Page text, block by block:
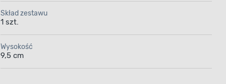
Skład zestawu
1 szt.
Wysokość
9,5 cm